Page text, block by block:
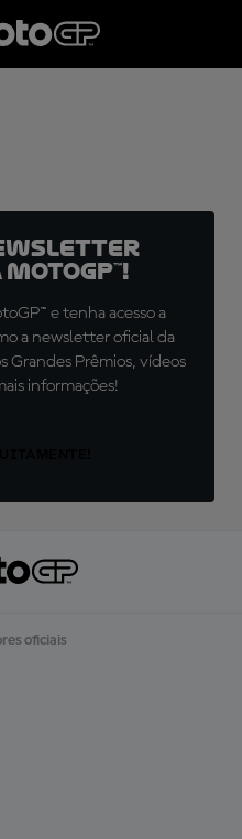
e tenha acesso a
a newsletter oficial da
Grandes Prêmios, vídeos
informações!
oficiais